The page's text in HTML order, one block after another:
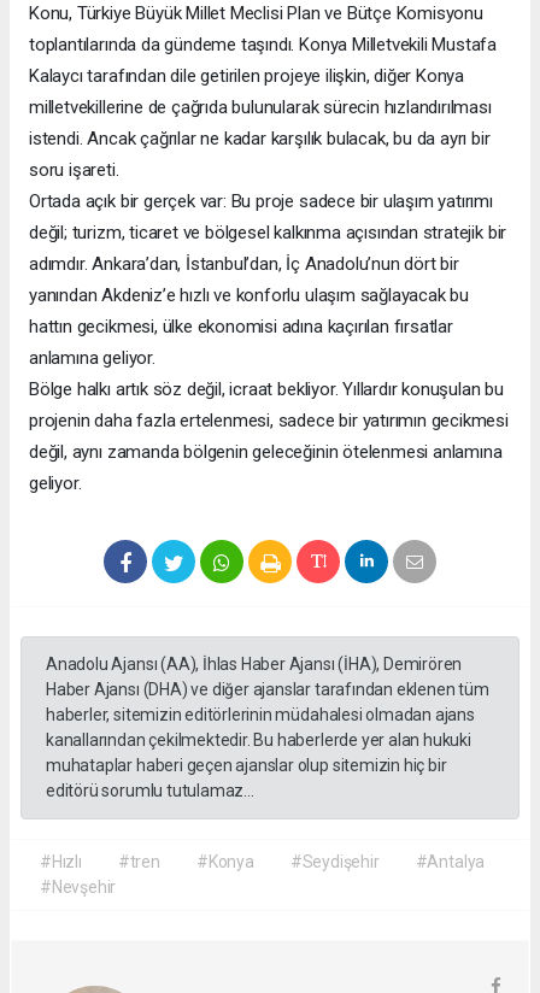
Konu, Türkiye Büyük Millet Meclisi Plan ve Bütçe Komisyonu
toplantılarında da gündeme taşındı. Konya Milletvekili Mustafa
Kalaycı tarafından dile getirilen projeye ilişkin, diğer Konya
milletvekillerine de çağrıda bulunularak sürecin hızlandırılması
istendi. Ancak çağrılar ne kadar karşılık bulacak, bu da ayrı bir
soru işareti.
Ortada açık bir gerçek var: Bu proje sadece bir ulaşım yatırımı
değil; turizm, ticaret ve bölgesel kalkınma açısından stratejik bir
adımdır. Ankara’dan, İstanbul’dan, İç Anadolu’nun dört bir
yanından Akdeniz’e hızlı ve konforlu ulaşım sağlayacak bu
hattın gecikmesi, ülke ekonomisi adına kaçırılan fırsatlar
anlamına geliyor.
Bölge halkı artık söz değil, icraat bekliyor. Yıllardır konuşulan bu
projenin daha fazla ertelenmesi, sadece bir yatırımın gecikmesi
değil, aynı zamanda bölgenin geleceğinin ötelenmesi anlamına
geliyor.
Anadolu Ajansı (AA), İhlas Haber Ajansı (İHA), Demirören
Haber Ajansı (DHA) ve diğer ajanslar tarafından eklenen tüm
haberler, sitemizin editörlerinin müdahalesi olmadan ajans
kanallarından çekilmektedir. Bu haberlerde yer alan hukuki
muhataplar haberi geçen ajanslar olup sitemizin hiç bir
editörü sorumlu tutulamaz...
#Hızlı #tren #Konya #Seydişehir
#Antalya
#Nevşehir